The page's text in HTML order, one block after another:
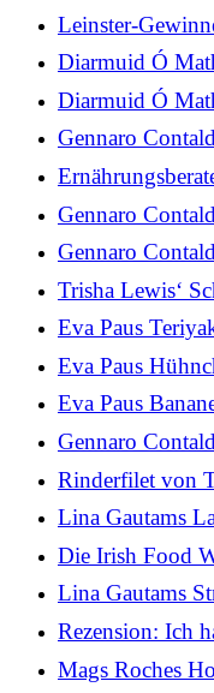
Leinster-
2026
Diarmuid Ó
Cheddar-Quiche
Apfelwein-
Diarmuid Ó
Karottensuppe
Gennaro
Kartoffeln
sollten
Gennaro
Gennaro
Semmelbröseln
Trisha Lewis‘
Eva Paus
Eva Paus
Eva Paus
Gennaro
nicht nur aus
Rinderfilet von
Sesam, Chili
Lina Gautams
Kartoffelsalat:
Die Irish Food
2026 bekannt
Lina Gautams
Rezension: Ich
Probe gestellt,
Mags Roches